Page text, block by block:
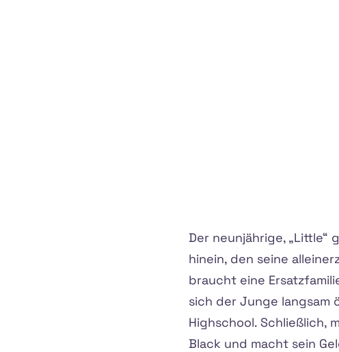
Der neunjährige, „Little“
hinein, den seine
braucht eine
sich der Junge langsam
Highschool. Schließlich,
Black und macht sein